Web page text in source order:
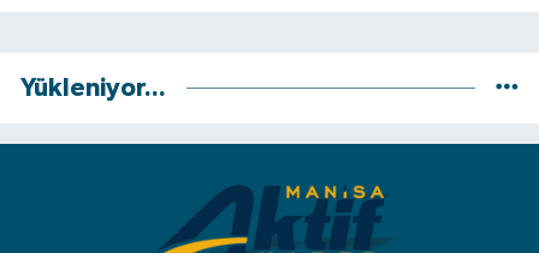
Yükleniyor...